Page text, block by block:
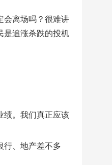
会离场吗？很难讲
是追涨杀跌的投机
绩。我们真正应该
行、地产差不多